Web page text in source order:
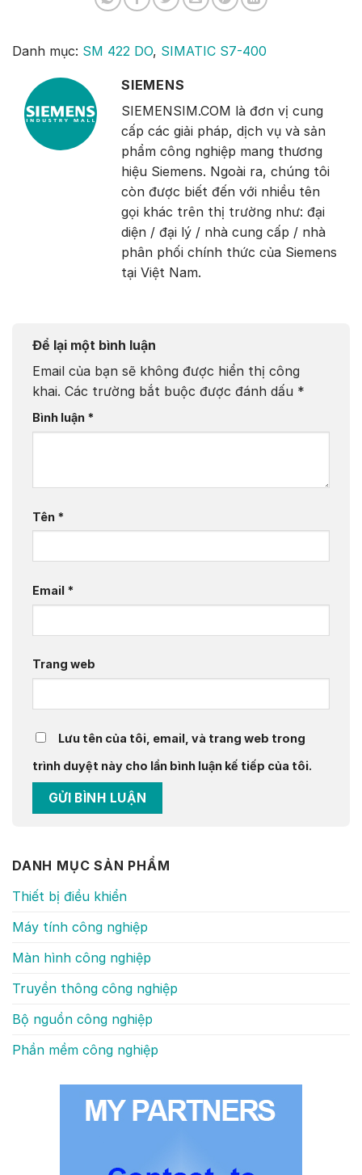
Danh mục: SM 422 DO, SIMATIC S7-400
SIEMENS
SIEMENSIM.COM là đơn vị cung
cấp các giải pháp, dịch vụ và sản
phẩm công nghiệp mang thương
hiệu Siemens. Ngoài ra, chúng tôi
còn được biết đến với nhiều tên
gọi khác trên thị trường như: đại
diện / đại lý / nhà cung cấp / nhà
phân phối chính thức của Siemens
tại Việt Nam.
Để lại một bình luận
Email của bạn sẽ không được hiển thị công
khai. Các trường bắt buộc được đánh dấu *
Bình luận *
Tên *
Email *
Trang web
Lưu tên của tôi, email, và trang web trong
trình duyệt này cho lần bình luận kế tiếp của tôi.
DANH MỤC SẢN PHẨM
Thiết bị điều khiển
Máy tính công nghiệp
Màn hình công nghiệp
Truyền thông công nghiệp
Bộ nguồn công nghiệp
Phần mềm công nghiệp